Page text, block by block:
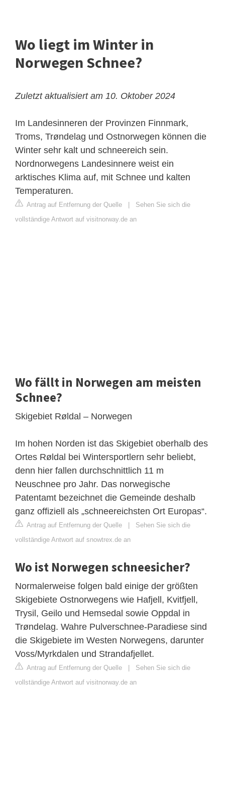
Wo liegt im Winter in
Norwegen Schnee?
Zuletzt aktualisiert am 10. Oktober 2024
Im Landesinneren der Provinzen Finnmark,
Troms, Trøndelag und Ostnorwegen können die
Winter sehr kalt und schneereich sein.
Nordnorwegens Landesinnere weist ein
arktisches Klima auf, mit Schnee und kalten
Temperaturen.
Antrag auf Entfernung der Quelle
Sehen Sie sich die
vollständige Antwort auf visitnorway.de an
Wo fällt in Norwegen am meisten
Schnee?
Skigebiet Røldal – Norwegen
Im hohen Norden ist das Skigebiet oberhalb des
Ortes Røldal bei Wintersportlern sehr beliebt,
denn hier fallen durchschnittlich 11 m
Neuschnee pro Jahr. Das norwegische
Patentamt bezeichnet die Gemeinde deshalb
ganz offiziell als „schneereichsten Ort Europas“.
Antrag auf Entfernung der Quelle
Sehen Sie sich die
vollständige Antwort auf snowtrex.de an
Wo ist Norwegen schneesicher?
Normalerweise folgen bald einige der größten
Skigebiete Ostnorwegens wie Hafjell, Kvitfjell,
Trysil, Geilo und Hemsedal sowie Oppdal in
Trøndelag. Wahre Pulverschnee-Paradiese sind
die Skigebiete im Westen Norwegens, darunter
Voss/Myrkdalen und Strandafjellet.
Antrag auf Entfernung der Quelle
Sehen Sie sich die
vollständige Antwort auf visitnorway.de an